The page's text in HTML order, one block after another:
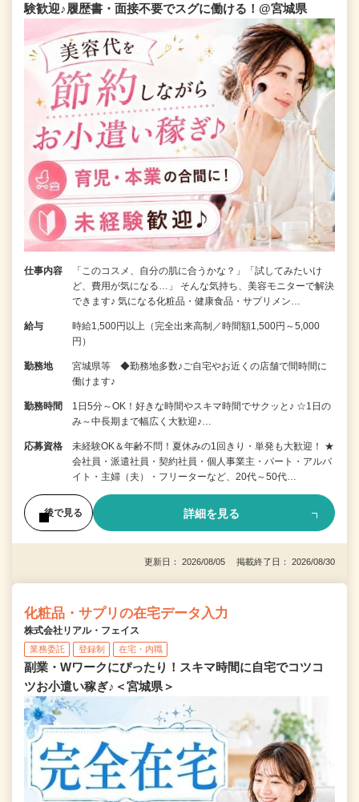
験歓迎♪履歴書・面接不要でスグに働ける！@宮城県
仕事内容
「このコスメ、自分の肌に合うかな？」「試してみたいけ
ど、費用が気になる…」 そんな気持ち、美容モニターで解決
できます♪ 気になる化粧品・健康食品・サプリメン…
給与
時給1,500円以上（完全出来高制／時間額1,500円～5,000
円）
勤務地
宮城県等 ◆勤務地多数♪ご自宅やお近くの店舗で間時間に
働けます♪
勤務時間
1日5分～OK！好きな時間やスキマ時間でサクッと♪ ☆1日の
み～中長期まで幅広く大歓迎♪…
応募資格
未経験OK＆年齢不問！夏休みの1回きり・単発も大歓迎！ ★
会社員・派遣社員・契約社員・個人事業主・パート・アルバ
イト・主婦（夫）・フリーターなど、20代～50代…
後で見る 詳細を見る
更新日： 2026/08/05 掲載終了日： 2026/08/30
化粧品・サプリの在宅データ入力
株式会社リアル・フェイス
業務委託 登録制 在宅・内職
副業・Wワークにぴったり！スキマ時間に自宅でコツコ
ツお小遣い稼ぎ♪＜宮城県＞